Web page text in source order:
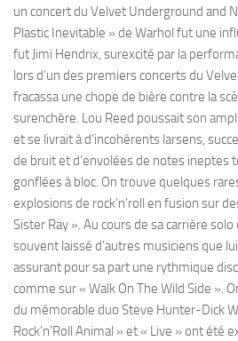
un concert du Velvet Underground and
Plastic Inevitable » de Warhol fut une
fut Jimi Hendrix, surexcité par la
lors d’un des premiers concerts du
fracassa une chope de bière contre la
surenchère. Lou Reed poussait son
et se livrait à d’incohérents larsens,
de bruit et d’envolées de notes ineptes
gonflées à bloc. On trouve quelques
explosions de rock’n’roll en fusion sur
Sister Ray ». Au cours de sa carrière
souvent laissé d’autres musiciens que
assurant pour sa part une rythmique
comme sur « Walk On The Wild Side ».
du mémorable duo Steve Hunter-Dick
Rock’n’Roll Animal » et « Live » ont été